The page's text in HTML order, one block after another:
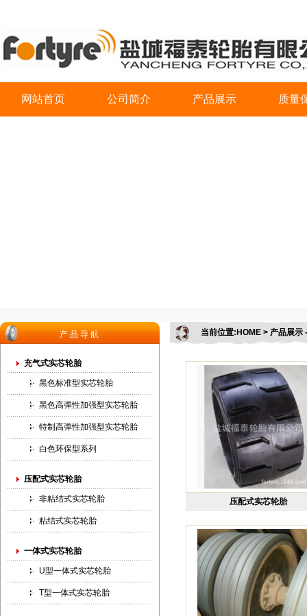
产品导航
充气式实芯轮胎
黑色标准型实芯轮胎
黑色高弹性加强型实芯轮胎
特制高弹性加强型实芯轮胎
白色环保型系列
压配式实芯轮胎
非粘结式实芯轮胎
粘结式实芯轮胎
一体式实芯轮胎
U型一体式实芯轮胎
T型一体式实芯轮胎
当前位置:HOME > 产品展示
压配式实芯轮胎